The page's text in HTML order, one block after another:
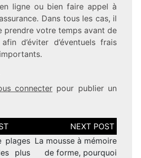
ligne ou bien faire appel à
Dans tous les cas, il
prendre votre temps avant de
d’éviter d’éventuels frais
connecter pour publier un
plages
plus
La mousse à mémoire
de forme, pourquoi